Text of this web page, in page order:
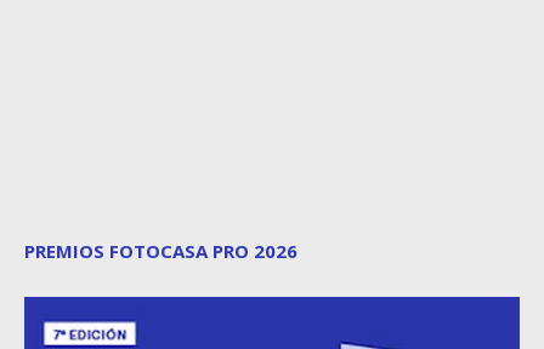
PREMIOS FOTOCASA PRO 2026